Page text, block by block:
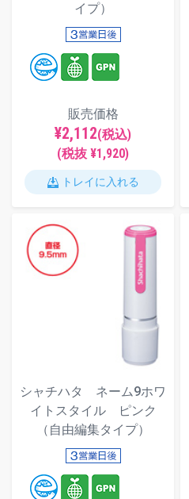
イプ）
販売価格
¥2,112(税込)
(税抜 ¥1,920)
トレイに入れる
シャチハタ ネーム9ホワ
イトスタイル ピンク
（自由編集タイプ）